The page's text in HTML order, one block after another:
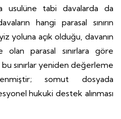
usulüne tabi davalarda da
hangi parasal sınırın
yoluna açık olduğu, davanın
olan parasal sınırlara göre
bu sınırlar yeniden değerleme
somut dosyada
hukuki destek alınması